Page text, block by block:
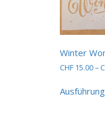
Winter
CHF 15.00–